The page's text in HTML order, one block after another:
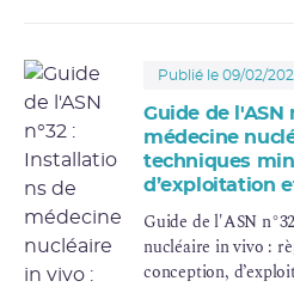
Publié le 09/02/
Guide de l'ASN
médecine
techniques
d’exploitation
Guide de l'ASN
nucléaire in vivo :
conception,